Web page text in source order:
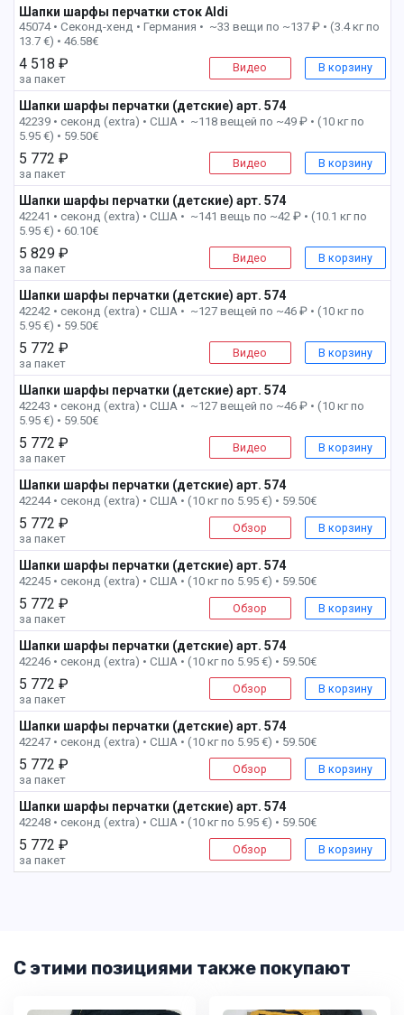
Шапки шарфы перчатки сток Aldi
45074 • Секонд-хенд • Германия • ~33 вещи по ~137 ₽ • (3.4 кг по
13.7 €) • 46.58€
4 518 ₽
за пакет
Видео В корзину
Шапки шарфы перчатки (детские) арт. 574
42239 • секонд (extra) • США • ~118 вещей по ~49 ₽ • (10 кг по
5.95 €) • 59.50€
5 772 ₽
за пакет
Видео В корзину
Шапки шарфы перчатки (детские) арт. 574
42241 • секонд (extra) • США • ~141 вещь по ~42 ₽ • (10.1 кг по
5.95 €) • 60.10€
5 829 ₽
за пакет
Видео В корзину
Шапки шарфы перчатки (детские) арт. 574
42242 • секонд (extra) • США • ~127 вещей по ~46 ₽ • (10 кг по
5.95 €) • 59.50€
5 772 ₽
за пакет
Видео В корзину
Шапки шарфы перчатки (детские) арт. 574
42243 • секонд (extra) • США • ~127 вещей по ~46 ₽ • (10 кг по
5.95 €) • 59.50€
5 772 ₽
за пакет
Видео В корзину
Шапки шарфы перчатки (детские) арт. 574
42244 • секонд (extra) • США • (10 кг по 5.95 €) • 59.50€
5 772 ₽
за пакет
Обзор В корзину
Шапки шарфы перчатки (детские) арт. 574
42245 • секонд (extra) • США • (10 кг по 5.95 €) • 59.50€
5 772 ₽
за пакет
Обзор В корзину
Шапки шарфы перчатки (детские) арт. 574
42246 • секонд (extra) • США • (10 кг по 5.95 €) • 59.50€
5 772 ₽
за пакет
Обзор В корзину
Шапки шарфы перчатки (детские) арт. 574
42247 • секонд (extra) • США • (10 кг по 5.95 €) • 59.50€
5 772 ₽
за пакет
Обзор В корзину
Шапки шарфы перчатки (детские) арт. 574
42248 • секонд (extra) • США • (10 кг по 5.95 €) • 59.50€
5 772 ₽
за пакет
Обзор В корзину
С этими позициями также покупают